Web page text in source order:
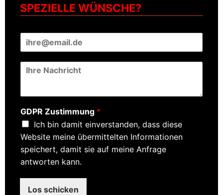
SPEZIELLE WÜNSCHE?
*
h
i
c
h
t
*
GDPR Zustimmung *
Ich bin damit einverstanden, dass diese
Website meine übermittelten Informationen
speichert, damit sie auf meine Anfrage
antworten kann.
Los schicken